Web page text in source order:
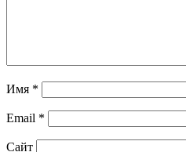
Имя *
Email *
Сайт